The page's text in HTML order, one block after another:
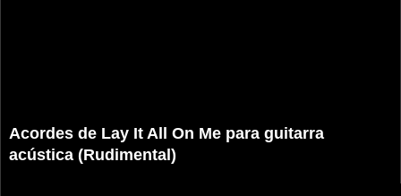
Acordes de Lay It All On Me para guitarra
acústica (Rudimental)